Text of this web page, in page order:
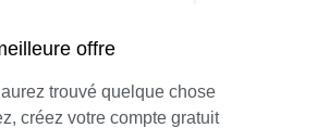
offre
trouvé quelque chose
créez votre compte gratuit